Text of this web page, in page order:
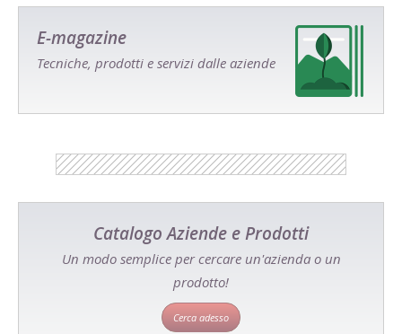
E-magazine
Tecniche, prodotti e servizi dalle aziende
Catalogo Aziende e Prodotti
Un modo semplice per cercare un'azienda o un
prodotto!
Cerca adesso